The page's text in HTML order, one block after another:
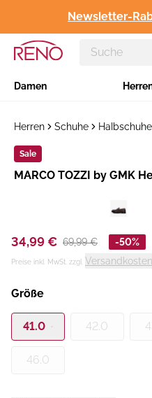
Newsletter-
Damen
Herren Schuhe Halbschuhe
Sale
Hersteller :
​MARCO TOZZI by GMK
34,99 € 69,99 € -50%
Preise inkl. MwSt. zzgl. Versandkosten
Größe
41.0 42.0
46.0